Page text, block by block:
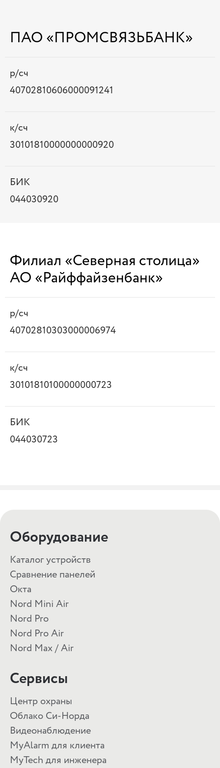
ПАО «ПРОМСВЯЗЬБАНК»
р/сч
40702810606000091241
к/сч
30101810000000000920
БИК
044030920
Филиал «Северная столица»
АО «Райффайзенбанк»
р/сч
40702810303000006974
к/сч
30101810100000000723
БИК
044030723
Оборудование
Каталог устройств
Сравнение панелей
Окта
Nord Mini Air
Nord Pro
Nord Pro Air
Nord Max / Air
Сервисы
Центр охраны
Облако Си-Норда
Видеонаблюдение
MyAlarm для клиента
MyTech для инженера